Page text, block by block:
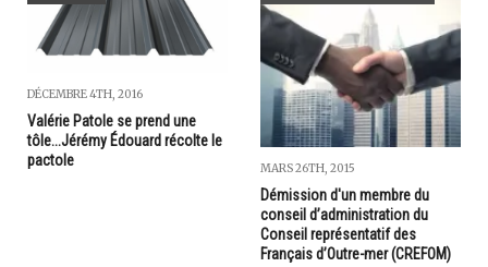
DÉCEMBRE 4TH, 2016
Valérie Patole se prend une
tôle...Jérémy Édouard récolte le
pactole
MARS 26TH, 2015
Démission d'un membre du
conseil d’administration du
Conseil représentatif des
Français d’Outre-mer (CREFOM)